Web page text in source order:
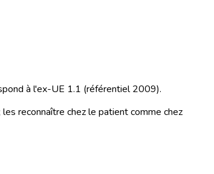
à l'ex-UE 1.1 (référentiel 2009).
reconnaître chez le patient comme chez